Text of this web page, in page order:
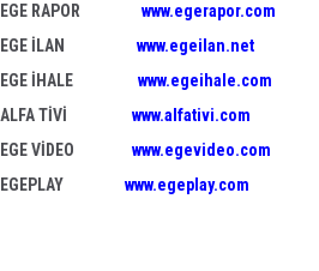
EGE RAPOR www.egerapor.com
EGE İLAN www.egeilan.net
EGE İHALE www.egeihale.com
ALFA TİVİ www.alfativi.com
EGE VİDEO www.egevideo.com
EGEPLAY www.egeplay.com